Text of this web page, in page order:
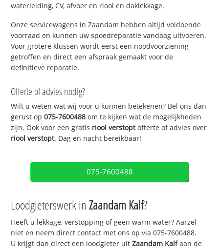
waterleiding, CV, afvoer en riool en daklekkage.
Onze servicewagens in Zaandam hebben altijd voldoende
voorraad en kunnen uw spoedreparatie vandaag uitvoeren.
Voor grotere klussen wordt eerst een noodvoorziening
getroffen en direct een afspraak gemaakt voor de
definitieve reparatie.
Offerte of advies nodig?
Wilt u weten wat wij voor u kunnen betekenen? Bel ons dan
gerust op075-7600488 om te kijken wat de mogelijkheden
zijn. Ook voor een gratis riool verstoptofferte of advies over
riool verstopt. Dag en nacht bereikbaar!
075-7600488
Loodgieterswerk inZaandam Kalf?
Heeft u lekkage, verstopping of geen warm water? Aarzel
niet en neem direct contact met ons op via 075-7600488.
U krijgt dan direct een loodgieter uitZaandam Kalfaan de